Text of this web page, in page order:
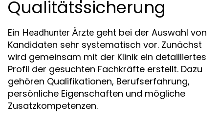
Qualitätssicherung
Ein Headhunter Ärzte geht bei der Auswahl von
Kandidaten sehr systematisch vor. Zunächst
wird gemeinsam mit der Klinik ein detailliertes
Profil der gesuchten Fachkräfte erstellt. Dazu
gehören Qualifikationen, Berufserfahrung,
persönliche Eigenschaften und mögliche
Zusatzkompetenzen.